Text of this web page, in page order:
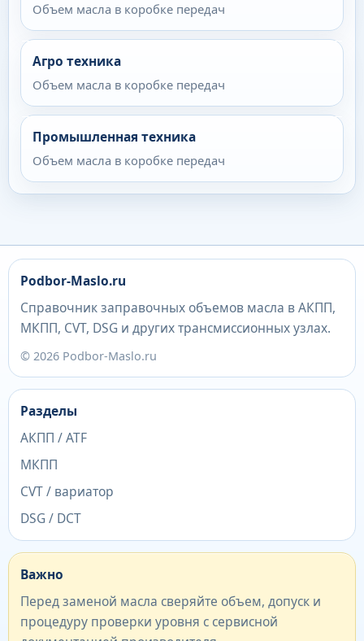
Объем масла в коробке передач
Агро техника
Объем масла в коробке передач
Промышленная техника
Объем масла в коробке передач
Podbor-Maslo.ru
Справочник заправочных объемов масла в АКПП,
МКПП, CVT, DSG и других трансмиссионных узлах.
© 2026 Podbor-Maslo.ru
Разделы
АКПП / ATF
МКПП
CVT / вариатор
DSG / DCT
Важно
Перед заменой масла сверяйте объем, допуск и
процедуру проверки уровня с сервисной